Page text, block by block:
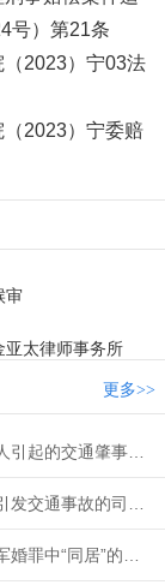
号）第21条
2023）宁03法
2023）宁委赔
审
亚太律师事务所
更多>>